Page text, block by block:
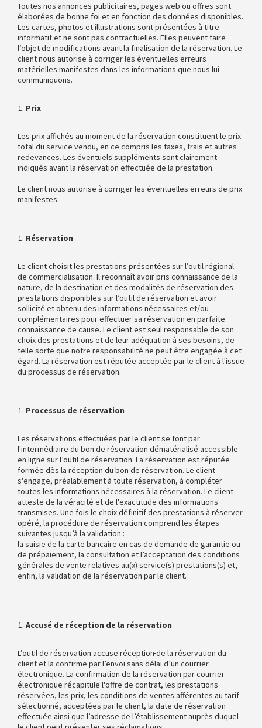
Toutes nos annonces publicitaires, pages web ou offres sont
élaborées de bonne foi et en fonction des données disponibles.
Les cartes, photos et illustrations sont présentées à titre
informatif et ne sont pas contractuelles. Elles peuvent faire
l’objet de modifications avant la finalisation de la réservation. Le
client nous autorise à corriger les éventuelles erreurs
matérielles manifestes dans les informations que nous lui
communiquons.
Prix
Les prix affichés au moment de la réservation constituent le prix
total du service vendu, en ce compris les taxes, frais et autres
redevances. Les éventuels suppléments sont clairement
indiqués avant la réservation effectuée de la prestation.
Le client nous autorise à corriger les éventuelles erreurs de prix
manifestes.
Réservation
Le client choisit les prestations présentées sur l’outil régional
de commercialisation. Il reconnaît avoir pris connaissance de la
nature, de la destination et des modalités de réservation des
prestations disponibles sur l’outil de réservation et avoir
sollicité et obtenu des informations nécessaires et/ou
complémentaires pour effectuer sa réservation en parfaite
connaissance de cause. Le client est seul responsable de son
choix des prestations et de leur adéquation à ses besoins, de
telle sorte que notre responsabilité ne peut être engagée à cet
égard. La réservation est réputée acceptée par le client à l'issue
du processus de réservation.
Processus de réservation
Les réservations effectuées par le client se font par
l'intermédiaire du bon de réservation dématérialisé accessible
en ligne sur l’outil de réservation. La réservation est réputée
formée dès la réception du bon de réservation. Le client
s'engage, préalablement à toute réservation, à compléter
toutes les informations nécessaires à la réservation. Le client
atteste de la véracité et de l'exactitude des informations
transmises. Une fois le choix définitif des prestations à réserver
opéré, la procédure de réservation comprend les étapes
suivantes jusqu’à la validation :
la saisie de la carte bancaire en cas de demande de garantie ou
de prépaiement, la consultation et l’acceptation des conditions
générales de vente relatives au(x) service(s) prestations(s) et,
enfin, la validation de la réservation par le client.
Accusé de réception de la réservation
L’outil de réservation accuse réception de la réservation du
client et la confirme par l’envoi sans délai d’un courrier
électronique. La confirmation de la réservation par courrier
électronique récapitule l'offre de contrat, les prestations
réservées, les prix, les conditions de ventes afférentes au tarif
sélectionné, acceptées par le client, la date de réservation
effectuée ainsi que l’adresse de l’établissement auprès duquel